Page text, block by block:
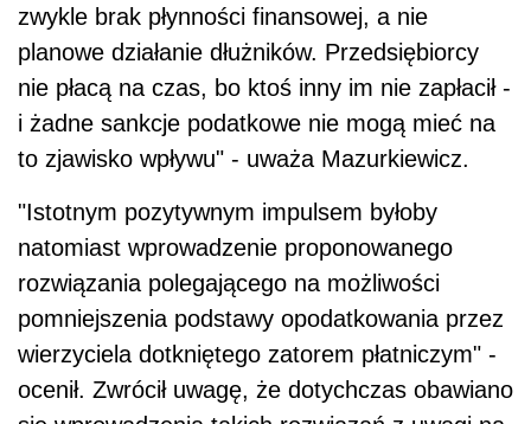
zwykle brak płynności finansowej, a nie
planowe działanie dłużników. Przedsiębiorcy
nie płacą na czas, bo ktoś inny im nie zapłacił -
i żadne sankcje podatkowe nie mogą mieć na
to zjawisko wpływu" - uważa Mazurkiewicz.
"Istotnym pozytywnym impulsem byłoby
natomiast wprowadzenie proponowanego
rozwiązania polegającego na możliwości
pomniejszenia podstawy opodatkowania przez
wierzyciela dotkniętego zatorem płatniczym" -
ocenił. Zwrócił uwagę, że dotychczas obawiano